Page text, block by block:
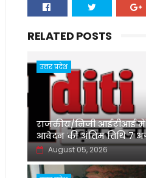
RELATED POSTS
उत्तर प्रदेश
राजकीय/निजी आईटीआई
आवेदन की अंतिम तिथि 7
August 05, 2026